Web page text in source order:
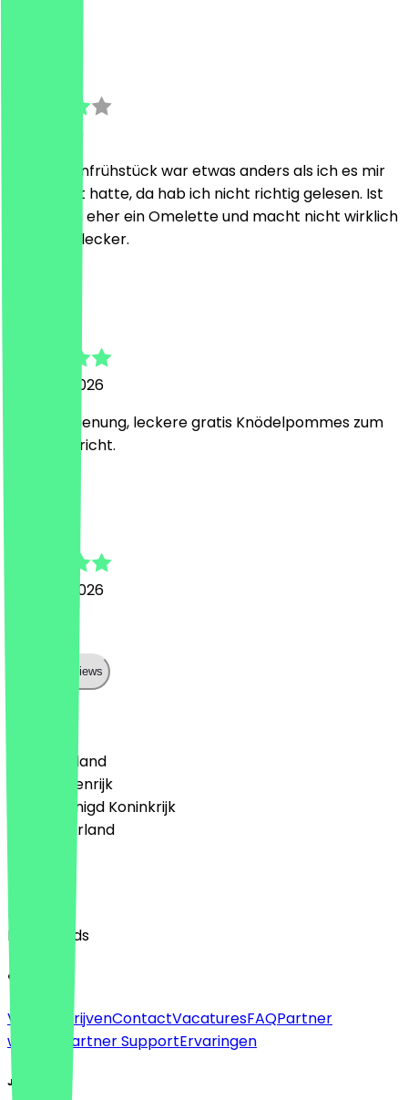
3 mei 2026
Das Bauernfrühstück war etwas anders als ich es mir
vorgestellt hatte, da hab ich nicht richtig gelesen. Ist
sehr fluffig eher ein Omelette und macht nicht wirklich
satt, aber lecker.
5 maart 2026
Nette Bedienung, leckere gratis Knödelpommes zum
Mittagsgericht.
5 maart 2026
Show all reviews
🇩🇪 Duitsland
🇦🇹 Oostenrijk
🇬🇧 Verenigd Koninkrijk
🇳🇱 Nederland
English
Nederlands
Over
Voor bedrijvenContactVacaturesFAQPartner
worden
Partner SupportErvaringen
Juridisch